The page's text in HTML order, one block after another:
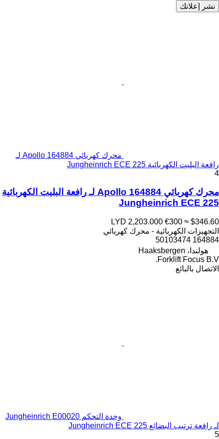
نشر إعلانك
محرك كهربائي Apollo 164884 لـ
رافعة البليت الكهربائية Jungheinrich ECE 225
4
محرك كهربائي Apollo 164884 لـ رافعة البليت الكهربائية
Jungheinrich ECE 225
LYD 2,203.000 €300 ≈ $346.60
التجهيزات الكهربائية - محرك كهربائي
164884 50103474
هولندا، Haaksbergen
Forklift Focus B.V.
الاتصال بالبائع
وحدة التحكم Jungheinrich E00020
لـ رافعة ترتيب البضائع Jungheinrich ECE 225
5